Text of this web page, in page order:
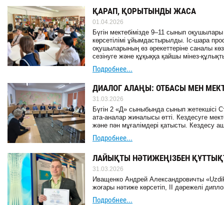
ҚАРАП, ҚОРЫТЫНДЫ ЖАСА
01.04.2026
Бүгін мектебімізде 9–11 сынып
көрсетілімі ұйымдастырылды. Іс-шара
оқушыларының өз әрекеттеріне саналы
сезінуге және құқыққа қайшы мінез-
Подробнее...
ДИАЛОГ АЛАҢЫ: ОТБАСЫ МЕН
31.03.2026
Бүгін 2 «Д» сыныбында сынып жетекшісі
ата-аналар жиналысы өтті. Кездесуге
және пән мұғалімдері қатысты. Кездесу
Подробнее...
ЛАЙЫҚТЫ НӘТИЖЕҢІЗБЕН
31.03.2026
Иващенко Андрей Александровичты
жоғары нәтиже көрсетіп, II дәрежелі
Подробнее...